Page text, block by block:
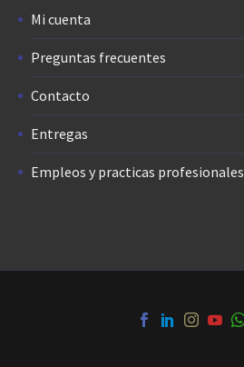
Mi cuenta
Preguntas frecuentes
Contacto
Entregas
Empleos y practicas profesionales